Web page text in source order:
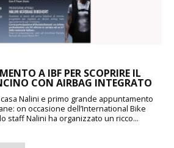
A IBF PER SCOPRIRE IL
CON AIRBAG INTEGRATO
Nalini e primo grande appuntamento
on occasione dell’International Bike
staff Nalini ha organizzato un ricco...